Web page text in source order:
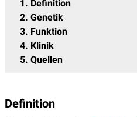
1
Definition
2 Genetik
3 Funktion
4 Klinik
5 Quellen
Definition